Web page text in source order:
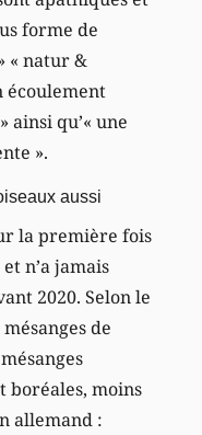
forme de
« natur &
écoulement
ainsi qu’« une
».
aussi
la première fois
n’a jamais
2020. Selon le
de
boréales, moins
allemand :